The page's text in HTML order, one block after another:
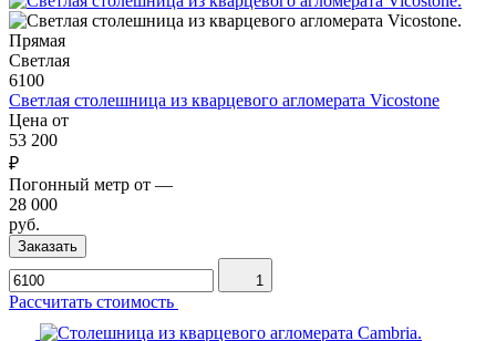
Прямая
Светлая
6100
Светлая столешница из кварцевого агломерата Vicostone
Цена от
53 200
₽
Погонный метр от —
28 000
руб.
Заказать
1
Рассчитать стоимость